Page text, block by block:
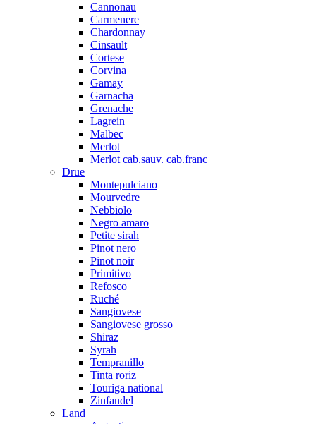
Cannonau
Carmenere
Chardonnay
Cinsault
Cortese
Corvina
Gamay
Garnacha
Grenache
Lagrein
Malbec
Merlot
Merlot cab.sauv. cab.franc
Drue
Montepulciano
Mourvedre
Nebbiolo
Negro amaro
Petite sirah
Pinot nero
Pinot noir
Primitivo
Refosco
Ruché
Sangiovese
Sangiovese grosso
Shiraz
Syrah
Tempranillo
Tinta roriz
Touriga national
Zinfandel
Land